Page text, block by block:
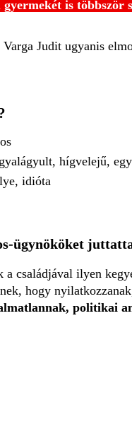
is
Judit ugyanis
hígvelejű,
idióta
ügynököket
a családjával ilyen
hogy
politikai